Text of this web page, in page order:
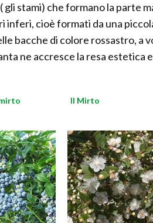
stami) che formano la parte
inferi, cioè formati da una
bacche di colore rossastro, a
ne accresce la resa estetica
Il Mirto